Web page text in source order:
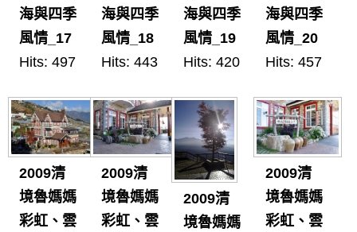
海與四季
風情_17
Hits: 497
海與四季
風情_18
Hits: 443
海與四季
風情_19
Hits: 420
海與四季
風情_20
Hits: 457
2009清
境魯媽媽
彩虹、雲
2009清
境魯媽媽
彩虹、雲
2009清
境魯媽媽
2009清
境魯媽媽
彩虹、雲